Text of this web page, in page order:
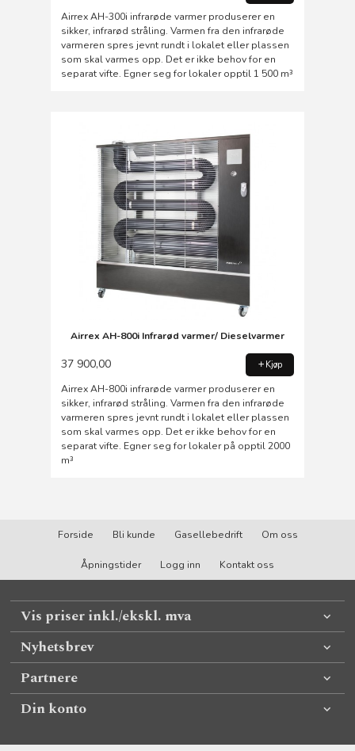
Airrex AH-300i infrarøde varmer produserer en
sikker, infrarød stråling. Varmen fra den infrarøde
varmeren spres jevnt rundt i lokalet eller plassen
som skal varmes opp. Det er ikke behov for en
separat vifte. Egner seg for lokaler opptil 1 500 m³
Airrex AH-800i Infrarød varmer/ Dieselvarmer
37 900,00 Kjøp
Airrex AH-800i infrarøde varmer produserer en
sikker, infrarød stråling. Varmen fra den infrarøde
varmeren spres jevnt rundt i lokalet eller plassen
som skal varmes opp. Det er ikke behov for en
separat vifte. Egner seg for lokaler på opptil 2000
m³
Forside Bli kunde Gasellebedrift Om oss
Åpningstider Logg inn Kontakt oss
Vis priser inkl./ekskl. mva
Nyhetsbrev
Partnere
Din konto